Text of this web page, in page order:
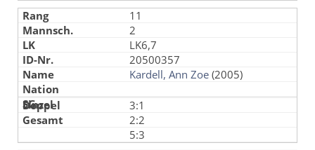
11
2
LK6,7
20500357
Kardell, Ann Zoe (2005)
3:1
2:2
5:3